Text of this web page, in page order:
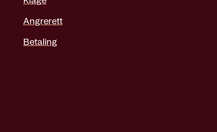
Angrerett
Betaling